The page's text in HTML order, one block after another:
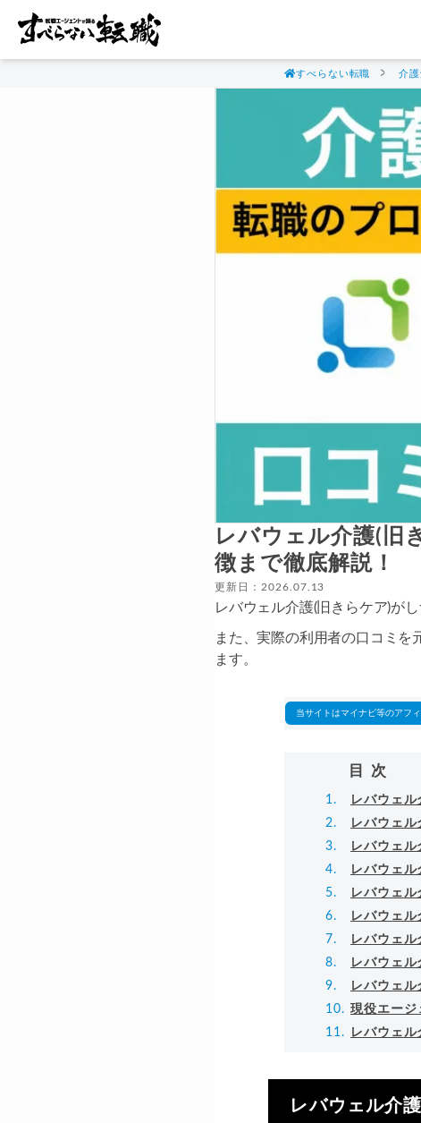
すべらない転職 介
レバウェル介護(旧
徴まで徹底解説！
更新日：2026.07.13
レバウェル介護(旧きらケア)が
また、実際の利用者の口コミを
ます。
当サイトはマイナビ等のアフ
目次
レバウェ
レバウェ
レバウェ
レバウェ
レバウェ
レバウェ
レバウェ
レバウェ
レバウェル
現役エージ
レバウェ
レバウェル介